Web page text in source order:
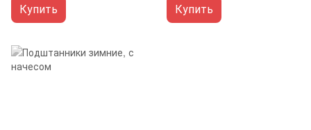
Купить Купить